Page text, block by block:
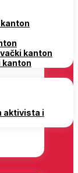
kanton
kanton
aktivista i